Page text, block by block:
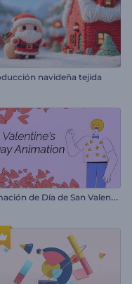
navideña tejida
A
nimación de Día de San Valentín